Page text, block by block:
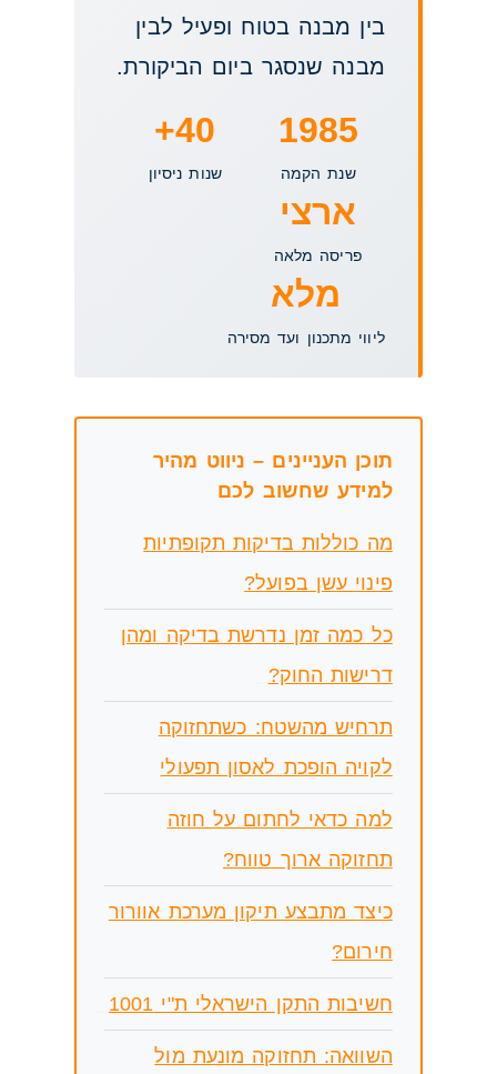
בין מבנה בטוח ופעיל לבין
מבנה שנסגר ביום הביקורת.
1985
שנת הקמה
40+
שנות ניסיון
ארצי
פריסה מלאה
מלא
ליווי מתכנון ועד מסירה
תוכן העניינים – ניווט מהיר
למידע שחשוב לכם
מה כוללות בדיקות תקופתיות
פינוי עשן בפועל?
כל כמה זמן נדרשת בדיקה ומהן
דרישות החוק?
תרחיש מהשטח: כשתחזוקה
לקויה הופכת לאסון תפעולי
למה כדאי לחתום על חוזה
תחזוקה ארוך טווח?
כיצד מתבצע תיקון מערכת אוורור
חירום?
חשיבות התקן הישראלי ת"י 1001
השוואה: תחזוקה מונעת מול